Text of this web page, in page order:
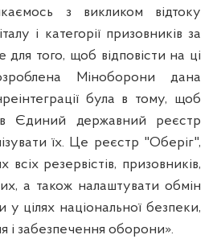
з викликом відтоку
і категорії призовників за
того, щоб відповісти на ці
Міноборони дана
була в тому, щоб
Єдиний державний реєстр
їх. Це реєстр "Оберіг",
всіх резервістів, призовників,
а також налаштувати обмін
у цілях національної безпеки,
і забезпечення оборони».